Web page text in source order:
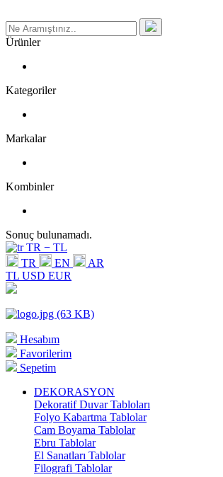
Ürünler
Kategoriler
Markalar
Kombinler
Sonuç bulunamadı.
TR − TL
TR
EN
AR
TL USD EUR
Hesabım
Favorilerim
Sepetim
DEKORASYON
Dekoratif Duvar Tabloları
Folyo Kabartma Tablolar
Cam Boyama Tablolar
Ebru Tablolar
El Sanatları Tablolar
Filografi Tablolar